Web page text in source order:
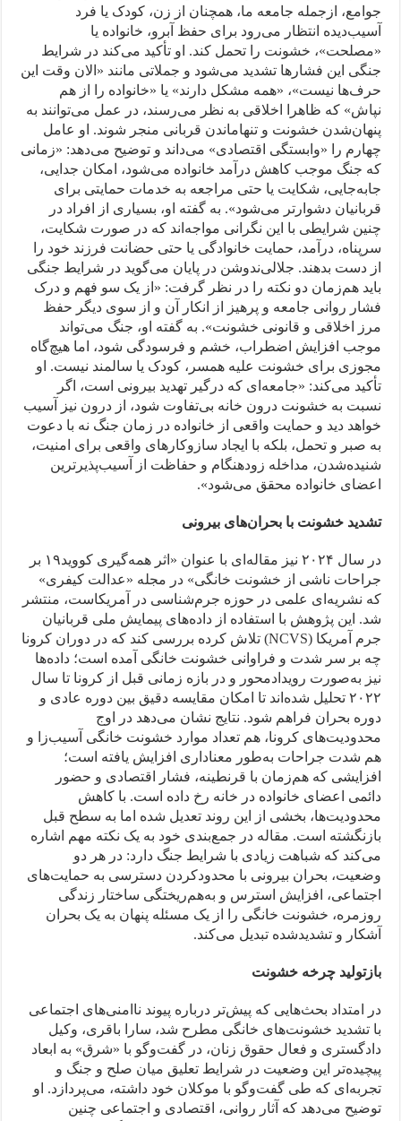
جوامع، ازجمله جامعه ما، همچنان از زن، کودک یا فرد
آسیب‌دیده انتظار می‌رود برای حفظ آبرو، خانواده یا
«مصلحت»، خشونت را تحمل کند. او تأکید می‌کند در شرایط
جنگی این فشارها تشدید می‌شود و جملاتی مانند «الان وقت این
حرف‌ها نیست»، «همه مشکل دارند» یا «خانواده را از هم
نپاش» که ظاهرا اخلاقی به نظر می‌رسند، در عمل می‌توانند به
پنهان‌شدن خشونت و تنهاماندن قربانی منجر شوند. او عامل
چهارم را «وابستگی اقتصادی» می‌داند و توضیح می‌دهد: «زمانی
که جنگ موجب کاهش درآمد خانواده می‌شود، امکان جدایی،
جابه‌جایی، شکایت یا حتی مراجعه به خدمات حمایتی برای
قربانیان دشوارتر می‌شود». به گفته او، بسیاری از افراد در
چنین شرایطی با این نگرانی مواجه‌اند که در صورت شکایت،
سرپناه، درآمد، حمایت خانوادگی یا حتی حضانت فرزند خود را
از دست بدهند. جلالی‌ندوشن در پایان می‌گوید در شرایط جنگی
باید هم‌زمان دو نکته را در نظر گرفت: «از یک‌ سو فهم و درک
فشار روانی جامعه و پرهیز از انکار آن و از سوی دیگر حفظ
مرز اخلاقی و قانونی خشونت». به گفته او، جنگ می‌تواند
موجب افزایش اضطراب، خشم و فرسودگی شود، اما هیچ‌گاه
مجوزی برای خشونت علیه همسر، کودک یا سالمند نیست. او
تأکید می‌کند: «جامعه‌ای که درگیر تهدید بیرونی است، اگر
نسبت به خشونت درون خانه بی‌تفاوت شود، از درون نیز آسیب
خواهد دید و حمایت واقعی از خانواده در زمان جنگ نه با دعوت
به صبر و تحمل، بلکه با ایجاد سازوکارهای واقعی برای امنیت،
شنیده‌شدن، مداخله زودهنگام و حفاظت از آسیب‌پذیرترین
اعضای خانواده محقق می‌شود».
تشدید خشونت با بحران‌های بیرونی
در سال ۲۰۲۴ نیز مقاله‌ای با عنوان «اثر همه‌گیری کووید۱۹ بر
جراحات ناشی از خشونت خانگی» در مجله «عدالت کیفری»
که نشریه‌ای علمی در حوزه جرم‌شناسی در آمریکاست، منتشر
شد. این پژوهش با استفاده از داده‌های پیمایش ملی قربانیان
جرم آمریکا (NCVS) تلاش کرده بررسی کند که در دوران کرونا
چه بر سر شدت و فراوانی خشونت خانگی آمده است؛ داده‌ها
نیز به‌صورت رویدادمحور و در بازه زمانی قبل از کرونا تا سال
۲۰۲۲ تحلیل شده‌اند تا امکان مقایسه دقیق بین دوره عادی و
دوره بحران فراهم شود. نتایج نشان می‌دهد در اوج
محدودیت‌های کرونا، هم تعداد موارد خشونت خانگی آسیب‌زا و
هم شدت جراحات به‌طور معناداری افزایش یافته است؛
افزایشی که هم‌زمان با قرنطینه، فشار اقتصادی و حضور
دائمی اعضای خانواده در خانه رخ داده است. با کاهش
محدودیت‌ها، بخشی از این روند تعدیل شده اما به سطح قبل
بازنگشته است. مقاله در جمع‌بندی خود به یک نکته مهم اشاره
می‌کند که شباهت زیادی با شرایط جنگ دارد: در هر دو
وضعیت، بحران بیرونی با محدودکردن دسترسی به حمایت‌های
اجتماعی، افزایش استرس و به‌هم‌ریختگی ساختار زندگی
روزمره، خشونت خانگی را از یک مسئله پنهان به یک بحران
آشکار و تشدیدشده تبدیل می‌کند.
بازتولید چرخه خشونت
در امتداد بحث‌هایی که پیش‌تر درباره پیوند ناامنی‌های اجتماعی
با تشدید خشونت‌های خانگی مطرح شد، سارا باقری، وکیل
دادگستری و فعال حقوق زنان، در گفت‌وگو با «شرق» به ابعاد
پیچیده‌تر این وضعیت در شرایط تعلیق میان صلح و جنگ و
تجربه‌ای که طی گفت‌وگو با موکلان خود داشته، می‌پردازد. او
توضیح می‌دهد که آثار روانی، اقتصادی و اجتماعی چنین